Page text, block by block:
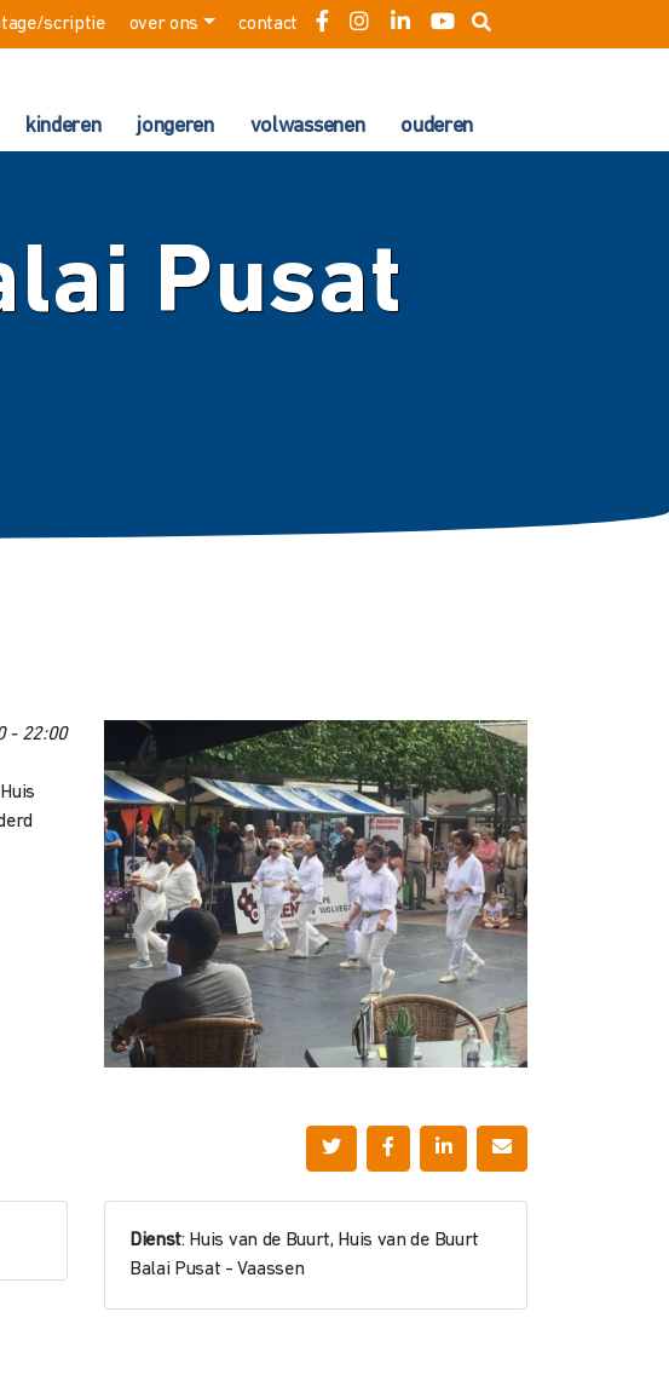
scriptie over ons contact
kinderen jongeren volwassenen ouderen
Pusat
- 22:00
Dienst: Huis van de Buurt, Huis van de Buurt
Balai Pusat - Vaassen